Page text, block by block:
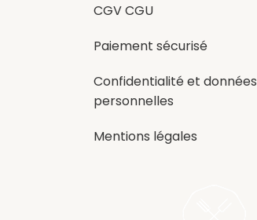
CGV CGU
Paiement sécurisé
Confidentialité et données
personnelles
Mentions légales